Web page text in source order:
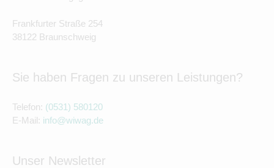
Frankfurter Straße 254
38122 Braunschweig
Sie haben Fragen zu unseren Leistungen?
Telefon: (0531) 580120
E-Mail: info@wiwag.de
Unser Newsletter